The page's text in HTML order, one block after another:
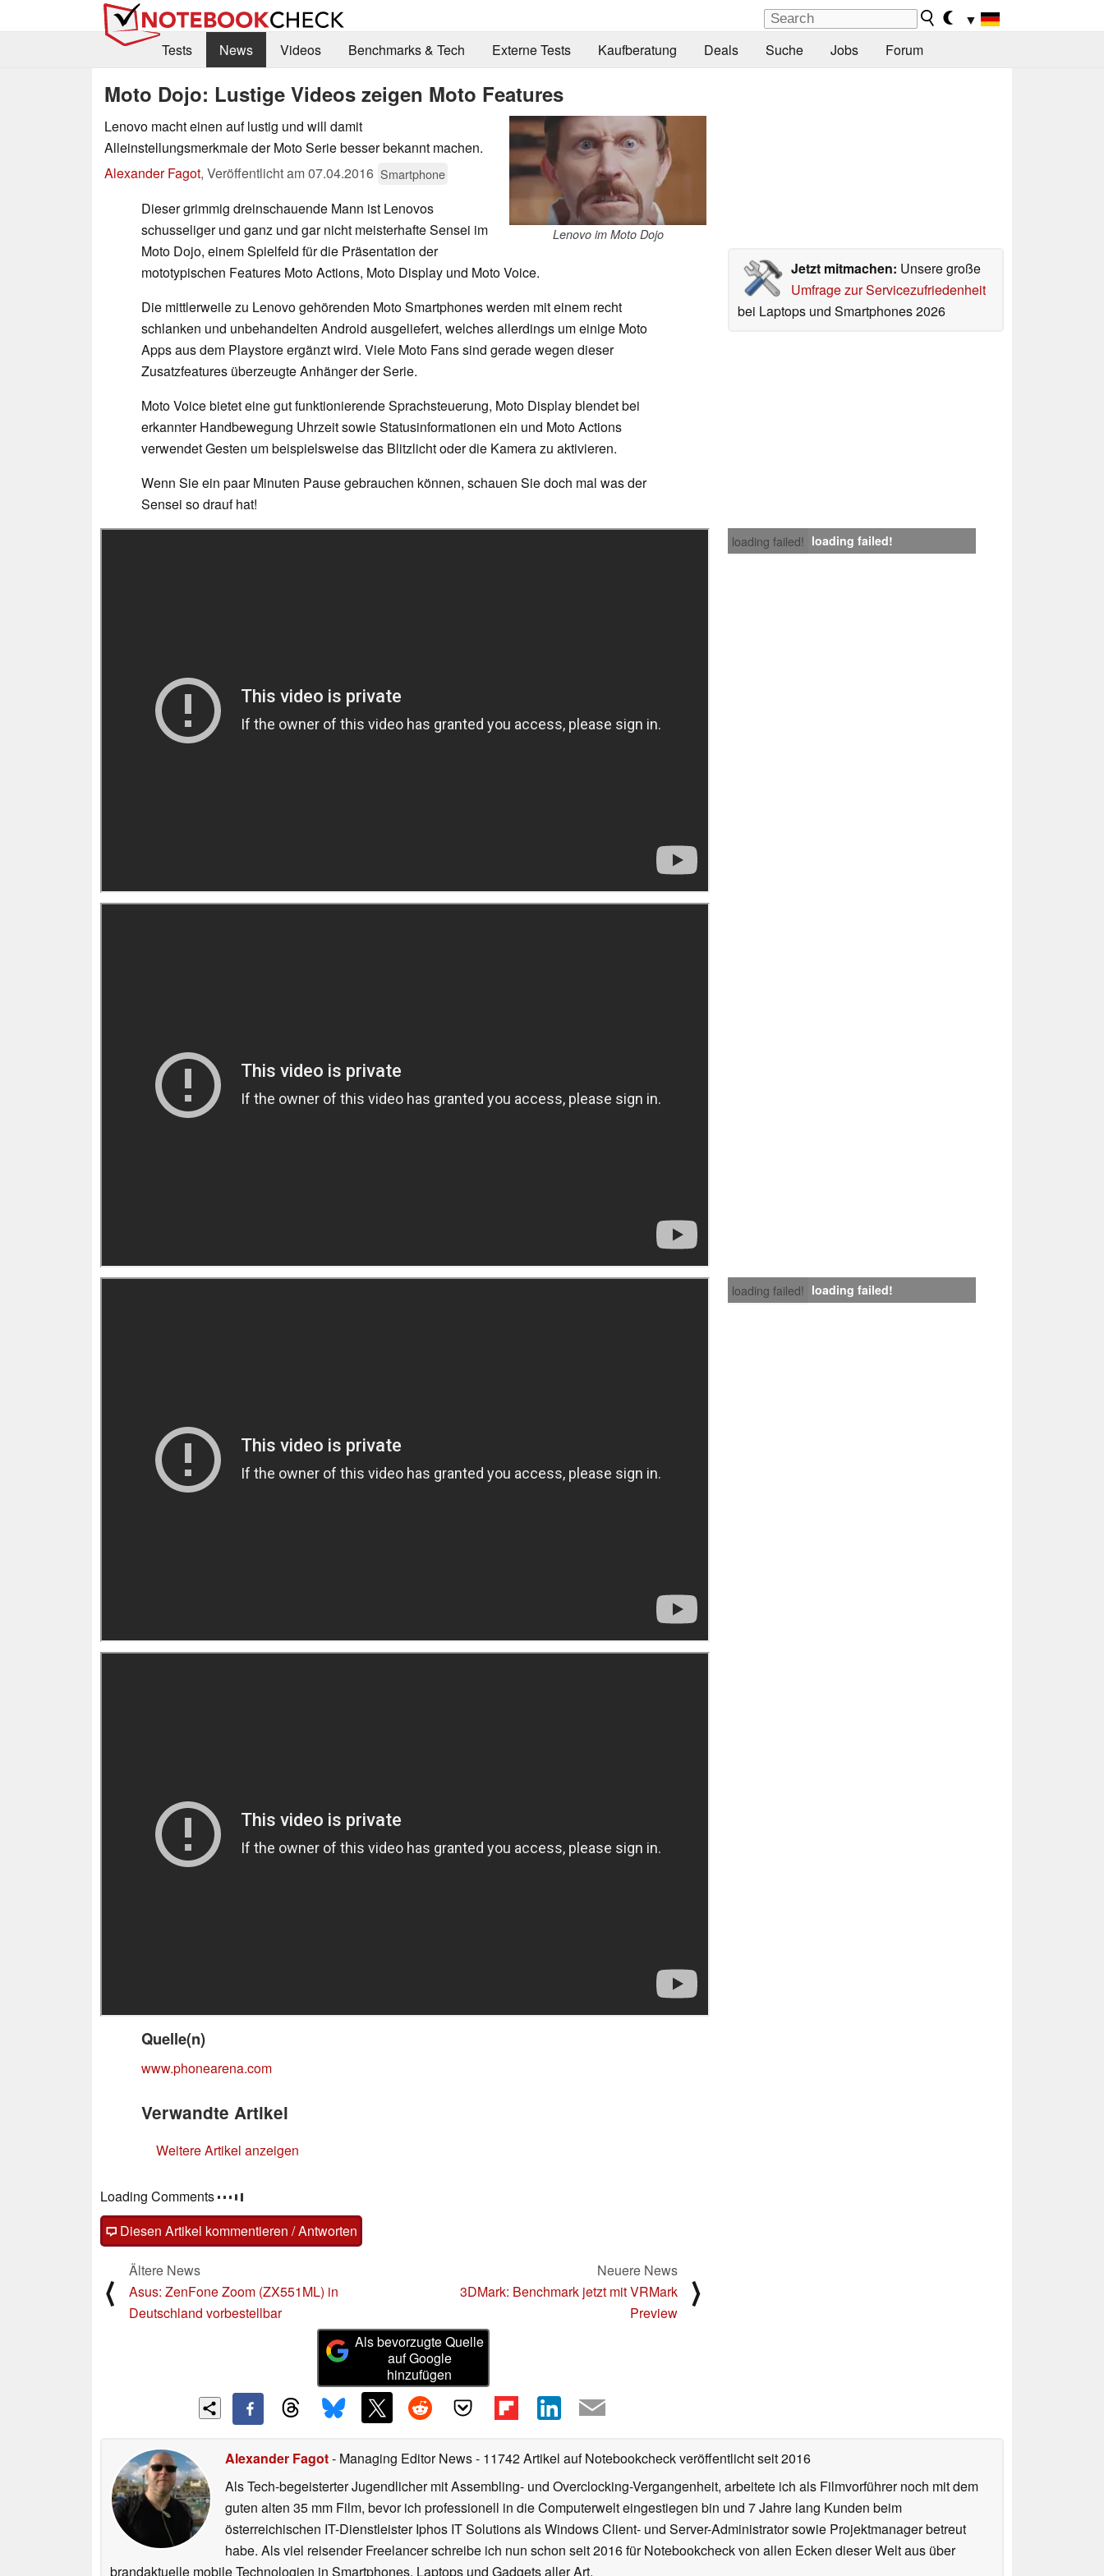
▼
Tests
News Videos Benchmarks & Tech Externe Tests Kaufberatung Deals Suche Jobs Forum
Moto Dojo: Lustige Videos zeigen Moto Features
Lenovo im Moto Dojo
Lenovo macht einen auf lustig und will damit
Alleinstellungsmerkmale der Moto Serie besser bekannt machen.
Alexander Fagot, Veröffentlicht am07.04.2016 Smartphone
Jetzt mitmachen: Unsere große
Umfrage zur Servicezufriedenheit
bei Laptops und Smartphones 2026
Dieser grimmig dreinschauende Mann ist Lenovos
schusseliger und ganz und gar nicht meisterhafte Sensei im
Moto Dojo, einem Spielfeld für die Präsentation der
mototypischen Features Moto Actions, Moto Display und Moto Voice.
Die mittlerweile zu Lenovo gehörenden Moto Smartphones werden mit einem recht
schlanken und unbehandelten Android ausgeliefert, welches allerdings um einige Moto
Apps aus dem Playstore ergänzt wird. Viele Moto Fans sind gerade wegen dieser
Zusatzfeatures überzeugte Anhänger der Serie.
Moto Voice bietet eine gut funktionierende Sprachsteuerung, Moto Display blendet bei
erkannter Handbewegung Uhrzeit sowie Statusinformationen ein und Moto Actions
verwendet Gesten um beispielsweise das Blitzlicht oder die Kamera zu aktivieren.
Wenn Sie ein paar Minuten Pause gebrauchen können, schauen Sie doch mal was der
Sensei so drauf hat!
loading failed! loading failed!
loading failed! loading failed!
Quelle(n)
www.phonearena.com
Verwandte Artikel
Weitere Artikel anzeigen
Loading Comments
Diesen Artikel kommentieren / Antworten
⟨
Ältere News
Asus: ZenFone Zoom (ZX551ML) in
Deutschland vorbestellbar
Neuere News
3DMark: Benchmark jetzt mit VRMark
Preview
⟩
Als bevorzugte Quelle
auf Google
hinzufügen
Alexander Fagot- Managing Editor News- 11742 Artikel auf Notebookcheck veröffentlichtseit 2016
Als Tech-begeisterter Jugendlicher mit Assembling- und Overclocking-Vergangenheit, arbeitete ich als Filmvorführer noch mit dem
guten alten 35 mm Film, bevor ich professionell in die Computerwelt eingestiegen bin und 7 Jahre lang Kunden beim
österreichischen IT-Dienstleister Iphos IT Solutions als Windows Client- und Server-Administrator sowie Projektmanager betreut
habe. Als viel reisender Freelancer schreibe ich nun schon seit 2016 für Notebookcheck von allen Ecken dieser Welt aus über
brandaktuelle mobile Technologien in Smartphones, Laptops und Gadgets aller Art.